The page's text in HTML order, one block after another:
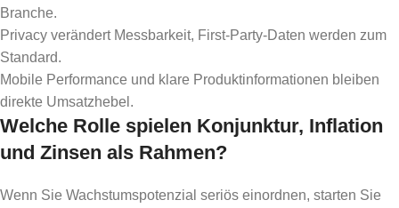
Branche.
Privacy verändert Messbarkeit, First-Party-Daten werden zum
Standard.
Mobile Performance und klare Produktinformationen bleiben
direkte Umsatzhebel.
Welche Rolle spielen Konjunktur, Inflation
und Zinsen als Rahmen?
Wenn Sie Wachstumspotenzial seriös einordnen, starten Sie